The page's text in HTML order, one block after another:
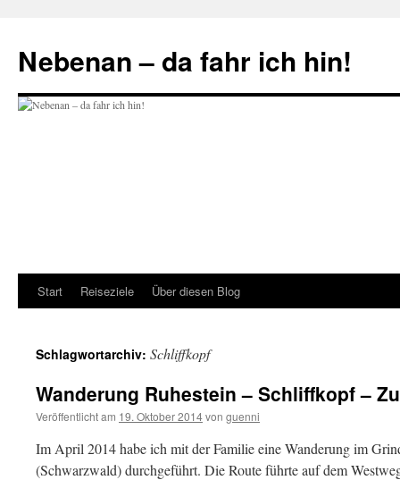
springen
Nebenan – da fahr ich hin!
Start Reiseziele Über diesen Blog
Schlagwortarchiv: Schliffkopf
Wanderung Ruhestein – Schliffkopf –
Veröffentlicht am 19. Oktober 2014von guenni
Im April 2014 habe ich mit der Familie eine Wanderung im
(Schwarzwald) durchgeführt. Die Route führte auf dem